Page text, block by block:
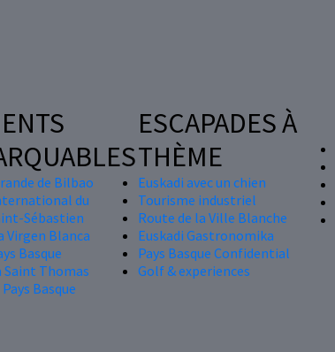
de Bilbao
du
Sébastien
Virgen Blanca
Basque
Saint Thomas
Basque
ESCAPADES À
THÈME
Euskadi avec un chien
Tourisme industriel
Route de la Ville Blanche
Euskadi Gastronomika
Pays Basque Confidential
Golf & experiences